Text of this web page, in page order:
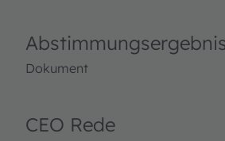
Dokument
CEO Rede